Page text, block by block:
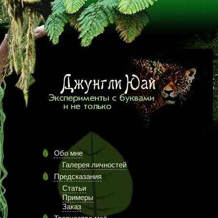
Обо мне
Галерея личностей
Предсказания
Статьи
Примеры
Заказ